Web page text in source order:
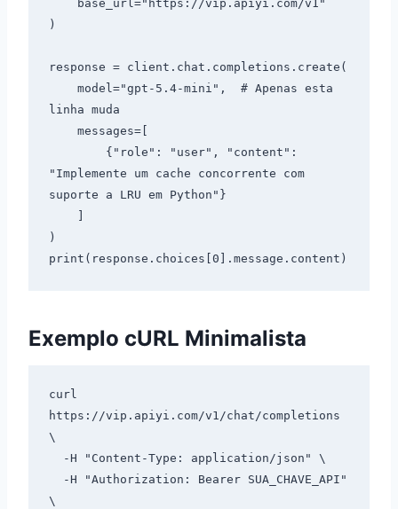
)
response = client.chat.completions.create(
linha muda
"Implemente um cache concorrente com
suporte a LRU em Python"}
)
Exemplo cURL Minimalista
curl
https://vip.apiyi.com/v1/chat/completions
\
\